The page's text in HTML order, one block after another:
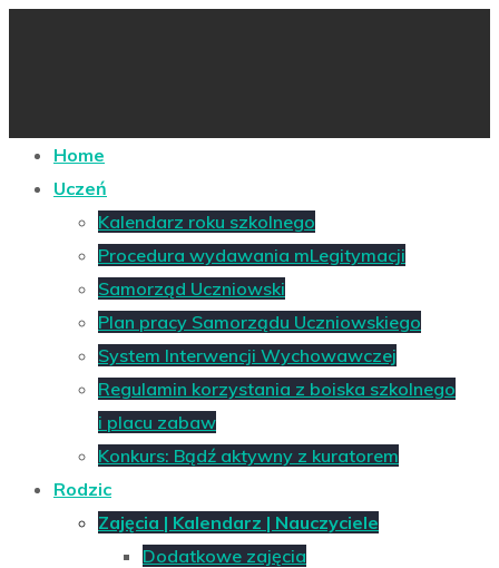
Home
Uczeń
Kalendarz roku szkolnego
Procedura wydawania mLegitymacji
Samorząd Uczniowski
Plan pracy Samorządu Uczniowskiego
System Interwencji Wychowawczej
Regulamin korzystania z boiska szkolnego
i placu zabaw
Konkurs: Bądź aktywny z kuratorem
Rodzic
Zajęcia | Kalendarz | Nauczyciele
Dodatkowe zajęcia